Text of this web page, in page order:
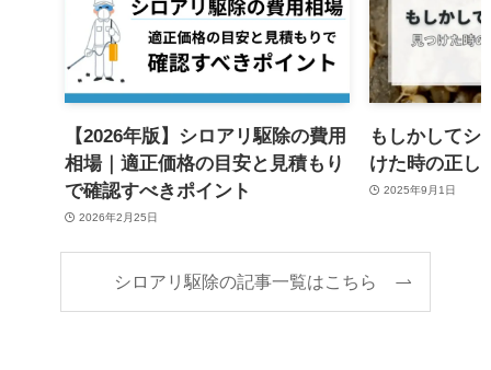
【2026年版】シロアリ駆除の費用
相場｜適正価格の目安と見積もり
で確認すべきポイント
2026年2月25日
もしかしてシ
けた時の正し
2025年9月1日
シロアリ駆除の記事一覧はこちら